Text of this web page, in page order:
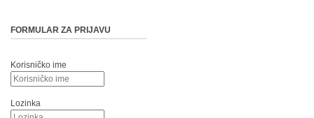
FORMULAR ZA PRIJAVU
Korisničko ime
Lozinka